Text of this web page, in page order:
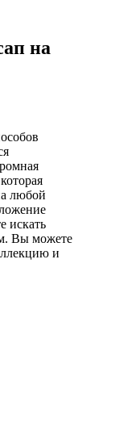
на
любой
искать
Вы можете
и